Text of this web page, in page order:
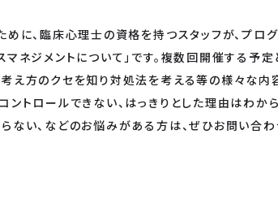
めに、臨床心理士の資格を持つスタッフが、プロ
ネジメントについて」です。複数回開催する予定
え方のクセを知り対処法を考える等の様々な内
ントロールできない、はっきりとした理由はわか
ない、などのお悩みがある方は、ぜひお問い合わ